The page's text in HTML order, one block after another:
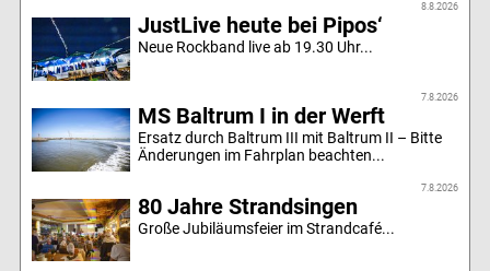
8.8.2026
JustLive heute bei Pipos‘
Neue Rockband live ab 19.30 Uhr...
7.8.2026
MS Baltrum I in der Werft
Ersatz durch Baltrum III mit Baltrum II – Bitte
Änderungen im Fahrplan beachten...
7.8.2026
80 Jahre Strandsingen
Große Jubiläumsfeier im Strandcafé...